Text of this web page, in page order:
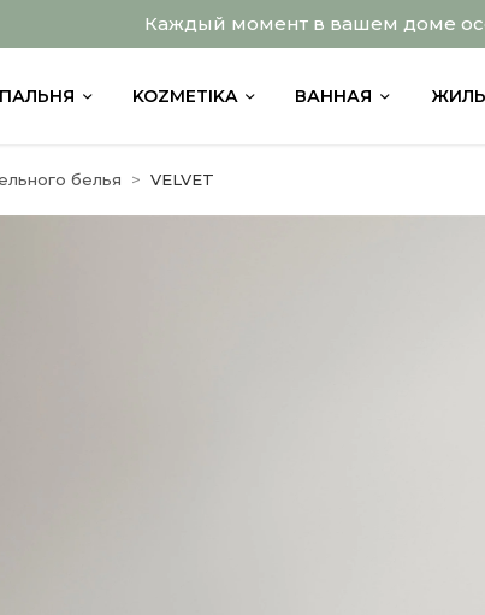
Каждый момент в вашем доме
KOZMETIKA ВАННАЯ
белья VELVET